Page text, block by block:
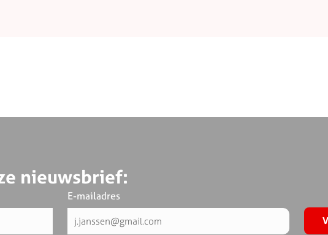
nieuwsbrief:
E-mailadres